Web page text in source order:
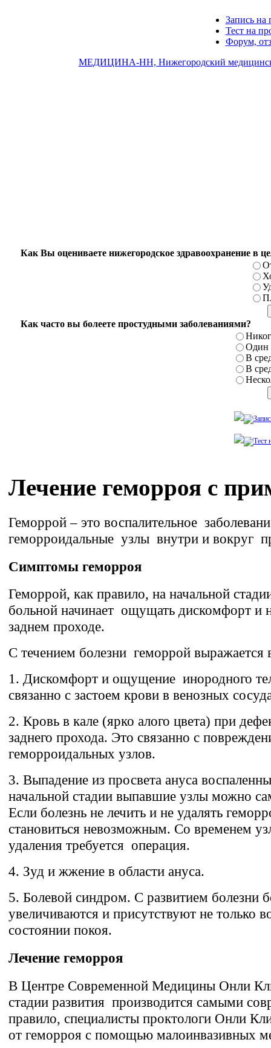
Запись на
Тест на
Форум,
МЕДИЦИНА-НН, Нижегородский
Как Вы оцениваете нижегородское здравоохранение в
Как часто вы болеете простудными заболеваниями?
Один
В
В
Лечение геморроя с
Геморрой – это воспалительное
геморроидальные узлы внутри и вокруг
Симптомы геморроя
Геморрой, как правило, на начальной
больной начинает ощущать дискомфорт
заднем проходе.
С течением болезни геморрой выражается
1. Дискомфорт и ощущение инородного
связанно с застоем крови в венозных
2. Кровь в кале (ярко алого цвета) при
заднего прохода. Это связанно с
геморроидальных узлов.
3. Выпадение из просвета ануса
начальной стадии выпавшие узлы можно
Если болезнь не лечить и не удалять
становиться невозможным. Со временем
удаления требуется операция.
4. Зуд и жжение в области ануса.
5. Болевой синдром. С развитием болезни
увеличиваются и присутствуют не только
состоянии покоя.
Лечение геморроя
В Центре Современной Медицины Онли
стадии развития производится самыми
правило, специалисты проктологи Онли
от геморроя с помощью малоинвазивных